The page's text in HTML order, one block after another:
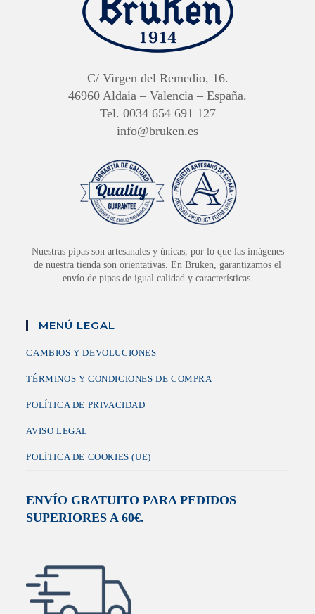
C/ Virgen del Remedio, 16.
46960 Aldaia – Valencia – España.
Tel. 0034 654 691 127
info@bruken.es
Nuestras pipas son artesanales y únicas, por lo que las imágenes
de nuestra tienda son orientativas. En Bruken, garantizamos el
envío de pipas de igual calidad y características.
MENÚ LEGAL
CAMBIOS Y DEVOLUCIONES
TÉRMINOS Y CONDICIONES DE COMPRA
POLÍTICA DE PRIVACIDAD
AVISO LEGAL
POLÍTICA DE COOKIES (UE)
ENVÍO GRATUITO PARA PEDIDOS
SUPERIORES A 60€.